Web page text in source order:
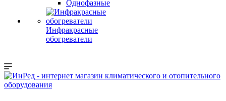
Однофазные
Инфракрасные
обогреватели